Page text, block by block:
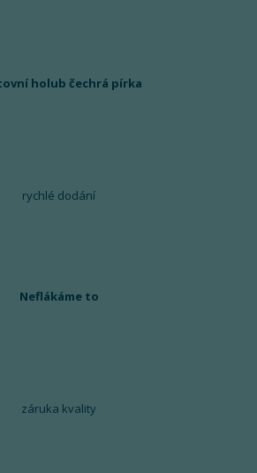
holub čechrá pírka
rychlé dodání
Neflákáme to
záruka kvality